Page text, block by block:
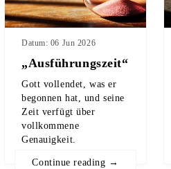
„Ausführungszeit“
Datum: 06 Jun 2026
Gott vollendet, was er
begonnen hat, und seine
Zeit verfügt über
vollkommene
Genauigkeit.
Continue reading →